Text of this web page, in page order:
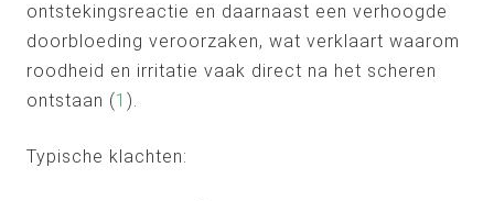
ontstekingsreactie en daarnaast een verhoogde
doorbloeding veroorzaken, wat verklaart waarom
roodheid en irritatie vaak direct na het scheren
ontstaan (1 ).
Typische klachten: